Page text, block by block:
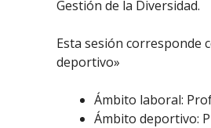
Gestión de la Diversidad.
Esta sesión corresponde
deportivo»
Ámbito laboral:
Ámbito deportivo: